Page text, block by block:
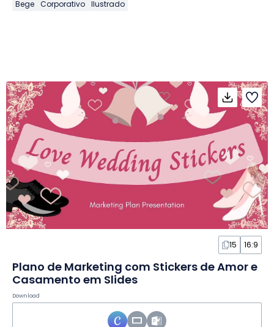
Bege Corporativo Ilustrado
15 16:9
Plano de Marketing com Stickers de Amor e
Casamento em Slides
Download